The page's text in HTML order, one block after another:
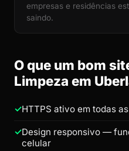
empresas e residências
saindo.
O que um bom
Limpeza em
HTTPS ativo em todas
Design responsivo —
celular